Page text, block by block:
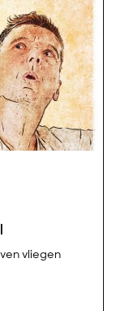
vliegen